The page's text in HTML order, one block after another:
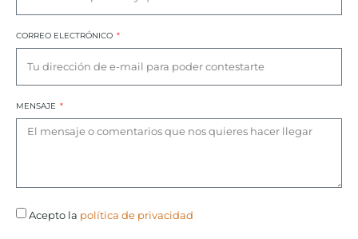
CORREO ELECTRÓNICO
MENSAJE
Acepto la política de privacidad